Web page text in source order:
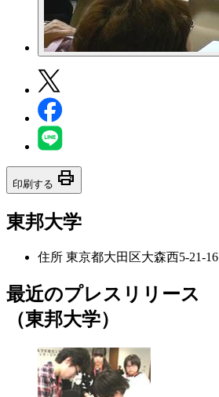
印刷する print
東邦大学
住所 東京都大田区大森西5-21-16
最近のプレスリリース
（東邦大学）